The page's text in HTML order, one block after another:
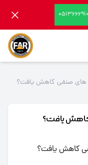
های صنفی کاهش یافت؟
یافت؟